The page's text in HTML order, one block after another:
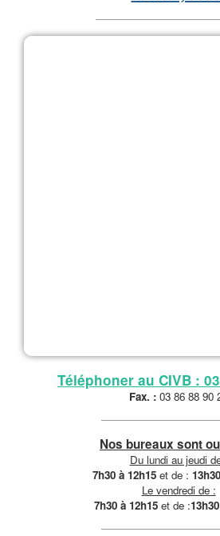
Téléphoner au CIVB :
Fax. : 03 86 88 90
Nos bureaux sont
Du lundi au jeudi
7h30 à 12h15 et de :
Le vendredi de :
7h30 à 12h15 et de :